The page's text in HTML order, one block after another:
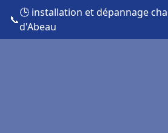
📞
🕒 installation et dépannage
d'Abeau